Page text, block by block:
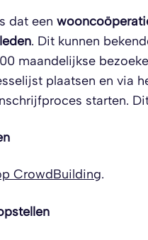
dat een
. Dit kunnen
maandelijkse
plaatsen en via
starten.
CrowdBuilding.